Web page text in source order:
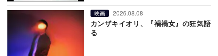
映画 2026.08.08
カンザキイオリ、『禍禍女』の狂気語
る